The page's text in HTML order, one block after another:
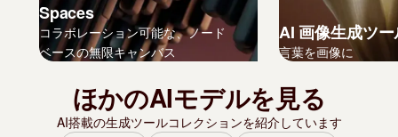
Spaces
コラボレーション可能な、ノード
ベースの無限キャンバス
AI 画像生成ツー
言葉を画像に
ほかのAIモデルを見る
AI搭載の生成ツールコレクションを紹介しています